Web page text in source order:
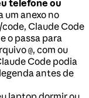
telefone ou
um anexo no
Claude Code
o passa para
@, com ou
Code podia
antes de